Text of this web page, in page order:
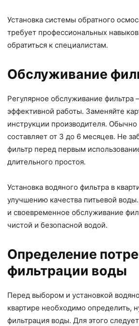
Установка системы обратного
требует профессиональных
обратиться к специалистам.
Обслуживание
Регулярное обслуживание фильтра
эффективной работы. Заменяйте
инструкции производителя.
составляет от 3 до 6 месяцев. Не
фильтр перед первым
длительного простоя.
Установка водяного фильтра в
улучшению качества питьевой
и своевременное обслуживание
чистой и безопасной водой.
Определение
фильтрации воды
Перед выбором и установкой
квартире необходимо определить,
фильтрация воды. Для этого